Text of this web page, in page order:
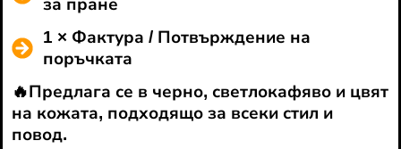
1 × Фактура / Потвърждение на
поръчката
🔥Предлага се в черно, светлокафяво и цвят
на кожата, подходящо за всеки стил и
повод.